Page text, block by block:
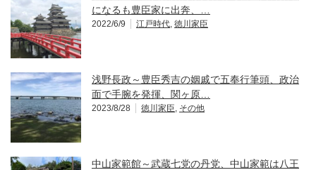
になるも豊臣家に出奔、…
2022/6/9 江戸時代 徳川家臣
浅野長政～豊臣秀吉の姻戚で五奉行筆頭、政治
面で手腕を発揮、関ヶ原…
2023/8/28 徳川家臣 その他
中山家範館～武蔵七党の丹党、中山家範は八王